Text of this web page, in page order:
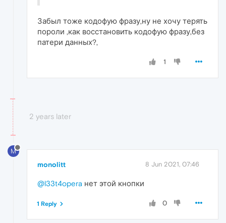
Забыл тоже кодофую фразу,ну не хочу терять
пороли ,как восстановить кодофую фразу,без
патери данных?,
1
2 years later
M
monolitt 8 Jun 2021, 07:46
@l33t4opera нет этой кнопки
0
1 Reply